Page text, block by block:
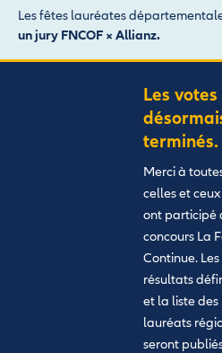
Les fêtes lauréates
un jury FNCOF × Allianz.
Les
terminés.
Merci à
celles et
ont participé
concours La
Continue. Les
résultats
et la liste des
lauréats
seront